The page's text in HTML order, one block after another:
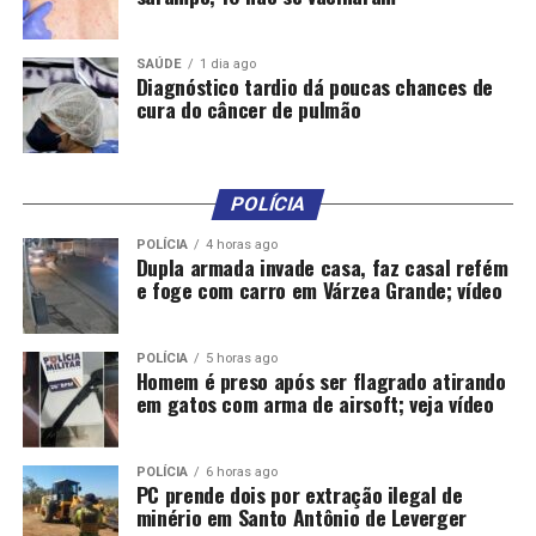
a participação de credores
bilaterais oficiais, credores
privados e Bancos
Multilaterais de
Desenvolvimento (MDBs
em inglês), em
conformidade com o
princípio de ação conjunta
e repartição justa de
encargos”, destacou o
documento.
Mecanismo de garantias
SAÚDE 1 dia ago
Diagnóstico tardio dá poucas chances de
cura do câncer de pulmão
POLÍCIA
POLÍCIA 4 horas ago
Dupla armada invade casa, faz casal refém
e foge com carro em Várzea Grande; vídeo
POLÍCIA 5 horas ago
Homem é preso após ser flagrado atirando
em gatos com arma de airsoft; veja vídeo
POLÍCIA 6 horas ago
PC prende dois por extração ilegal de
minério em Santo Antônio de Leverger